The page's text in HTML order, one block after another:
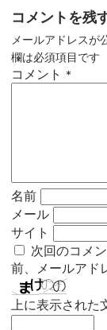
コメントを残
メールアドレスが
欄は必須項目です
コメント *
名前
メール
サイト
次回のコメ
前、メールアド
上に表示された